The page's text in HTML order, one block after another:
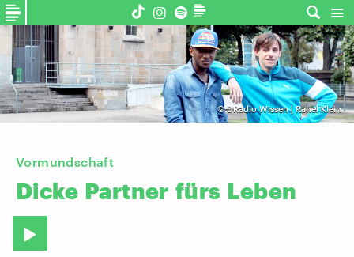
©DRadio Wissen | Rahel Klein
Vormundschaft
Dicke Partner fürs Leben